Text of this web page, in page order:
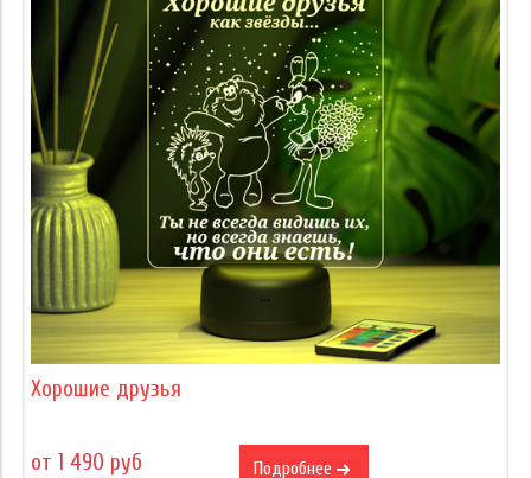
Хорошие друзья
от 1 490 руб Подробнее